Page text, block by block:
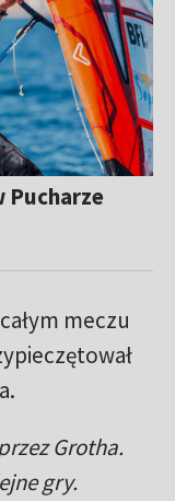
Pucharze
meczu
Grotha.
gry.